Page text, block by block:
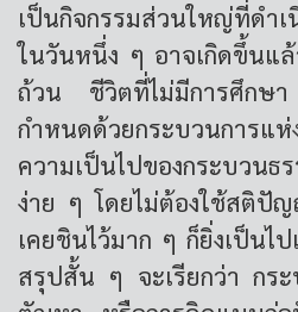
เป็นกิจกรรมส่วนใหญ่ที่ดำเ
ในวันหนึ่ง ๆ อาจเกิดขึ้นแ
ถ้วน ชีวิตที่ไม่มีการศึกษ
กำหนดด้วยกระบวนการแห่
ความเป็นไปของกระบวนธ
ง่าย ๆ โดยไม่ต้องใช้สติปั
เคยชินไว้มาก ๆ ก็ยิ่งเป็นไ
สรุปสั้น ๆ จะเรียกว่า กร